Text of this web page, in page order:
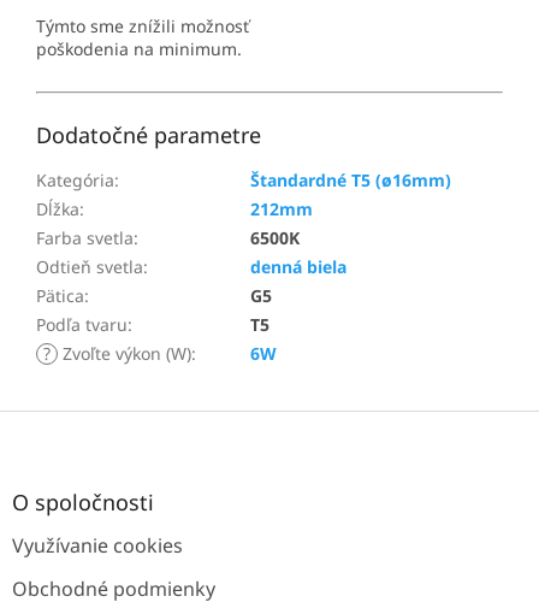
Týmto sme znížili možnosť
poškodenia na minimum.
Dodatočné parametre
Kategória:
Štandardné T5 (ø16mm)
Dĺžka:
212mm
Farba svetla:
6500K
Odtieň svetla:
denná biela
Pätica:
G5
Podľa tvaru:
T5
? Zvoľte výkon (W): 6W
Z
O spoločnosti
Využívanie cookies
Obchodné podmienky